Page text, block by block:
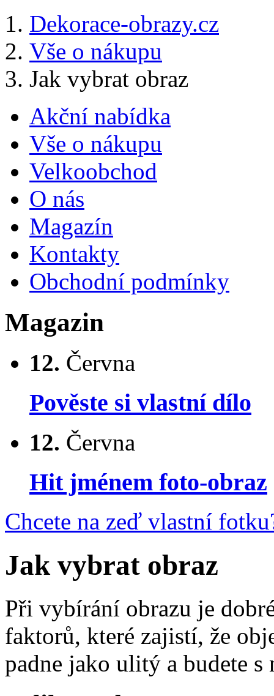
Dekorace-obrazy.cz
Vše o nákupu
Jak vybrat obraz
Akční nabídka
Vše o nákupu
Velkoobchod
O nás
Magazín
Kontakty
Obchodní podmínky
Magazin
12. Června
Pověste si vlastní dílo
12. Června
Hit jménem foto-obraz
Chcete na zeď vlastní
Jak vybrat obraz
Při vybírání obrazu je
faktorů, které zajistí, že
padne jako ulitý a budete